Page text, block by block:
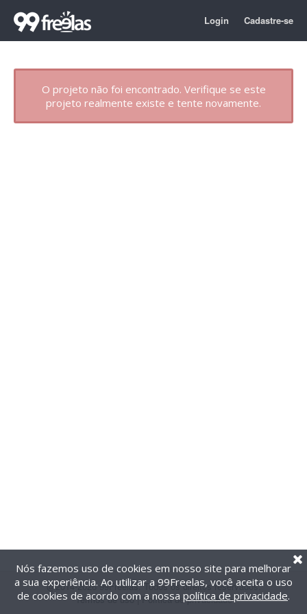
Login Cadastre-se
O projeto não foi encontrado. Verifique se este
projeto realmente existe e tente novamente.
@2014-2026 99Freelas. Todos os direitos reservados.
Termos de uso| Política de privacidade
Nós fazemos uso de cookies em nosso site para melhorar
a sua experiência. Ao utilizar a 99Freelas, você aceita o uso
de cookies de acordo com a nossa política de privacidade.